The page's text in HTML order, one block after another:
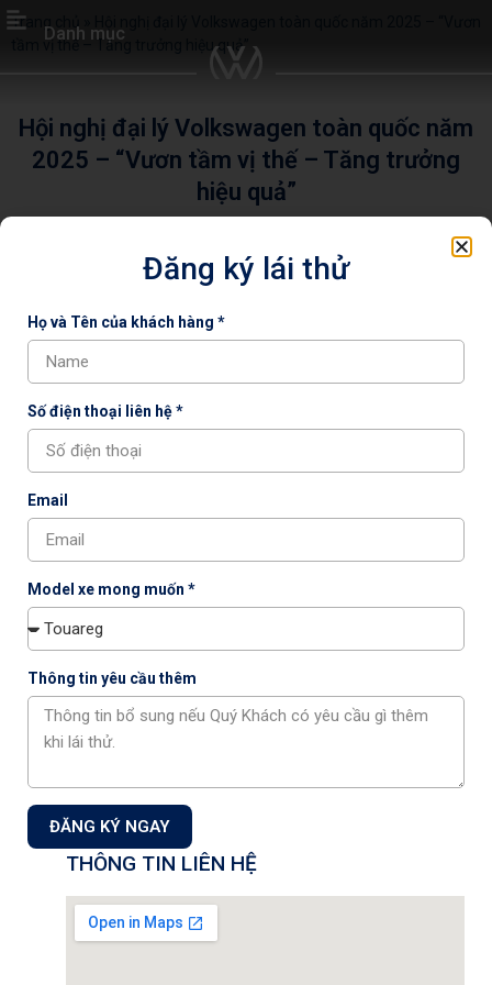
Danh mục
Trang chủ
tầm vị thế – Tăng trưởng hiệu quả”
Hội nghị đại lý Volkswagen toàn quốc năm
2025 – “Vươn tầm vị thế – Tăng trưởng
hiệu quả”
Volkswagen Capital chào mừng Hội nghị đại lý Volkswagen toàn
quốc năm 2025 – “Vươn tầm vị thế – Tăng trưởng hiệu quả”. Hội
Chia sẻ :
Công ty Cổ phần Auto Capital
Showroom & Xưởng dịch vụ:
Lô 1, Phạm Văn Đồng, Phường Xuân Đỉnh, TP Hà Nội,
Việt Nam.
Showroom 1S: 18 Phạm Hùng, P. Từ Liêm,Tp. Hà Nội
Hotline Kinh doanh:0901 46 1122
Hotline Dịch vụ:
MST: 0110404220
ĐĂNG KÝ NHẬN THÔNG TIN
Đăng ký nhận thông tin chương trình khuyến mãi, dịch vụ từ
Auto Capital
Đăng ký lái thử
Họ và Tên của khách hàng *
Số điện thoại liên hệ *
Email
Model xe mong muốn *
Thông tin yêu cầu thêm
ĐĂNG KÝ NGAY
THÔNG TIN LIÊN HỆ